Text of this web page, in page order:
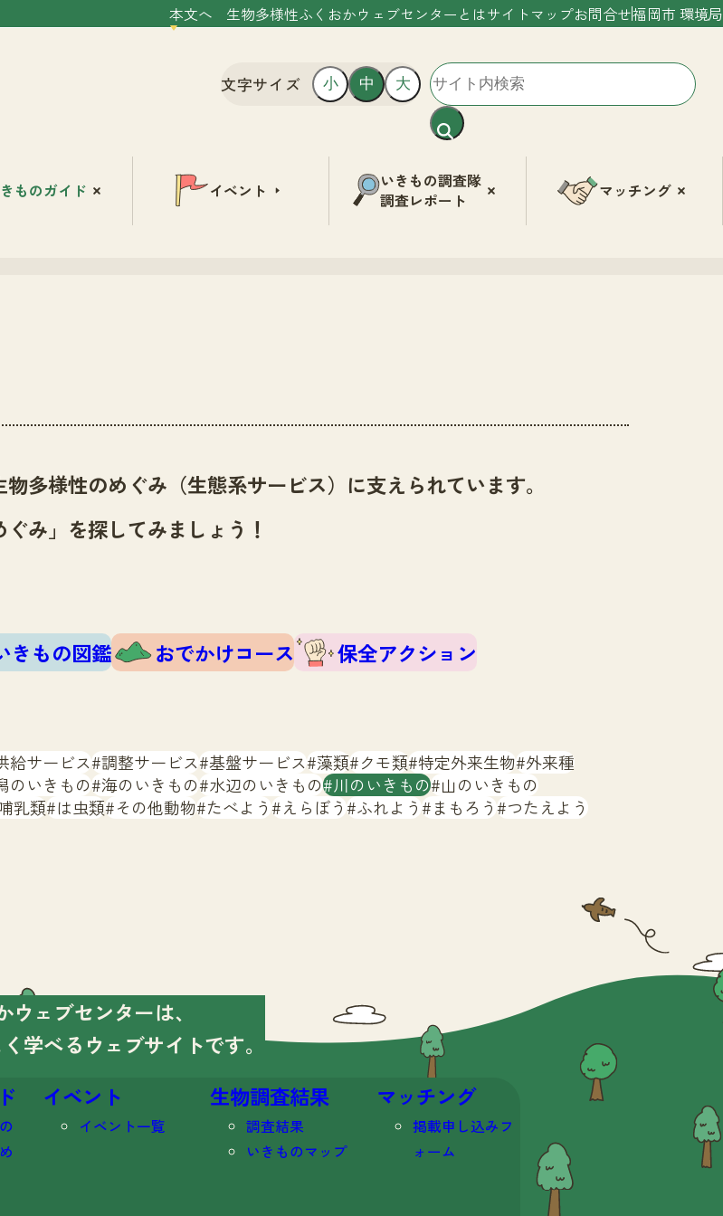
本文へ 生物多様性ふくおかウェブセンターとはサイトマップお問合せ福岡市 環境局
文字サイズ 小 中 大
ものガイド イベント
いきもの調査隊
調査レポート
マッチング
多様性のめぐみ（生態系サービス）に支えられています。
み」を探してみましょう！
きもの図鑑 おでかけコース
保全アクション
給サービス 調整サービス 基盤サービス 藻類 クモ類 特定外来生物 外来種
のいきもの 海のいきもの 水辺のいきもの 川のいきもの 山のいきもの
乳類 は虫類 その他動物 たべよう えらぼう ふれよう まもろう つたえよう
ェブセンターは、
学べる ウェブサイトです。
イベント
イベント一覧
生物調査結果
調査結果
いきものマップ
マッチング
掲載申し込みフ
ォーム